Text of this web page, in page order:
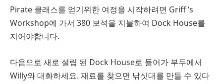
Pirate 클래스를 얻기위한 여정을 시작하려면 Griff ‘s
Workshop에 가서 380 보석을 지불하여 Dock House를
지어야합니다.
다음으로 새로 설립 된 Dock House로 들어가 부두에서
Willy와 대화하세요. 재료를 찾으면 낚싯대를 만들 수 있다